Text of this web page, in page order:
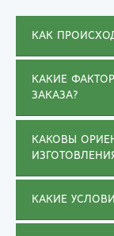
КАК
КАКИЕ
ЗАКАЗА?
КАКОВЫ
КАКИЕ